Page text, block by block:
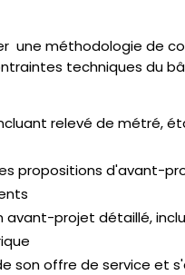
une méthodologie de
techniques du
relevé de métré,
propositions d'avant-
avant-projet détaillé,
son offre de service et